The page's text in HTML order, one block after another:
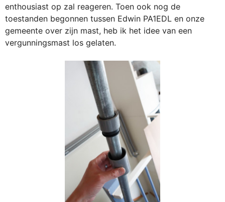
enthousiast op zal reageren. Toen ook nog de
toestanden begonnen tussen Edwin PA1EDL en onze
gemeente over zijn mast, heb ik het idee van een
vergunningsmast los gelaten.